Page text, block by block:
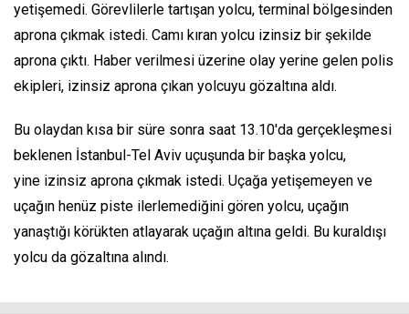
yetişemedi. Görevlilerle tartışan yolcu, terminal bölgesinden
aprona çıkmak istedi. Camı kıran yolcu izinsiz bir şekilde
aprona çıktı. Haber verilmesi üzerine olay yerine gelen polis
ekipleri, izinsiz aprona çıkan yolcuyu gözaltına aldı.
Bu olaydan kısa bir süre sonra saat 13.10'da gerçekleşmesi
beklenen İstanbul-Tel Aviv uçuşunda bir başka yolcu,
yine izinsiz aprona çıkmak istedi. Uçağa yetişemeyen ve
uçağın henüz piste ilerlemediğini gören yolcu, uçağın
yanaştığı körükten atlayarak uçağın altına geldi. Bu kuraldışı
yolcu da gözaltına alındı.